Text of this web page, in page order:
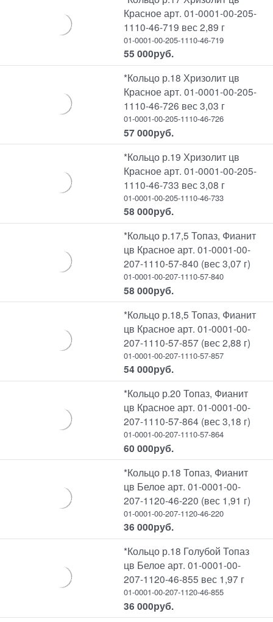
Красное арт. 01-0001-00-205-
1110-46-719 вес 2,89 г
01-0001-00-205-1110-46-719
55 000руб.
*Кольцо р.18 Хризолит цв
Красное арт. 01-0001-00-205-
1110-46-726 вес 3,03 г
01-0001-00-205-1110-46-726
57 000руб.
*Кольцо р.19 Хризолит цв
Красное арт. 01-0001-00-205-
1110-46-733 вес 3,08 г
01-0001-00-205-1110-46-733
58 000руб.
*Кольцо р.17,5 Топаз, Фианит
цв Красное арт. 01-0001-00-
207-1110-57-840 (вес 3,07 г)
01-0001-00-207-1110-57-840
58 000руб.
*Кольцо р.18,5 Топаз, Фианит
цв Красное арт. 01-0001-00-
207-1110-57-857 (вес 2,88 г)
01-0001-00-207-1110-57-857
54 000руб.
*Кольцо р.20 Топаз, Фианит
цв Красное арт. 01-0001-00-
207-1110-57-864 (вес 3,18 г)
01-0001-00-207-1110-57-864
60 000руб.
*Кольцо р.18 Топаз, Фианит
цв Белое арт. 01-0001-00-
207-1120-46-220 (вес 1,91 г)
01-0001-00-207-1120-46-220
36 000руб.
*Кольцо р.18 Голубой Топаз
цв Белое арт. 01-0001-00-
207-1120-46-855 вес 1,97 г
01-0001-00-207-1120-46-855
36 000руб.